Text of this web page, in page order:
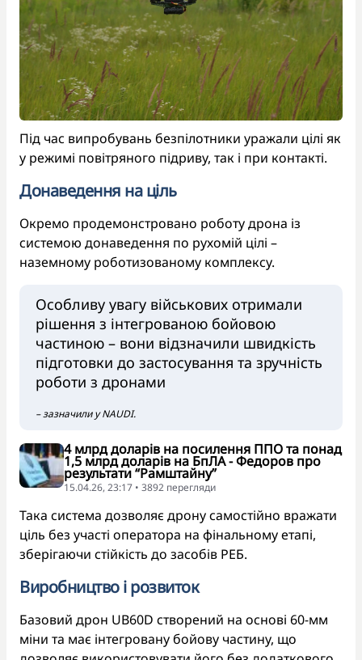
Під час випробувань безпілотники уражали цілі як
у режимі повітряного підриву, так і при контакті.
Донаведення на ціль
Окремо продемонстровано роботу дрона із
системою донаведення по рухомій цілі –
наземному роботизованому комплексу.
Особливу увагу військових отримали
рішення з інтегрованою бойовою
частиною – вони відзначили швидкість
підготовки до застосування та зручність
роботи з дронами
– зазначили у NAUDI.
4 млрд доларів на посилення ППО та понад
1,5 млрд доларів на БпЛА - Федоров про
результати “Рамштайну”
15.04.26, 23:17 • 3892 перегляди
Така система дозволяє дрону самостійно вражати
ціль без участі оператора на фінальному етапі,
зберігаючи стійкість до засобів РЕБ.
Виробництво і розвиток
Базовий дрон UB60D створений на основі 60-мм
міни та має інтегровану бойову частину, що